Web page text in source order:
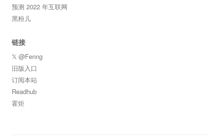
预测 2022 年互联网
黑粉儿
链接
𝕏 @Fenng
旧版入口
订阅本站
Readhub
霍炬